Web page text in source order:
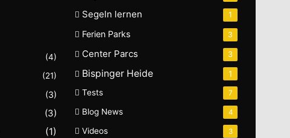
(4)
(21)
(3)
(3)
(1)
Segeln lernen 1
Ferien Parks 3
Center Parcs 3
Bispinger Heide
1
Tests
7
Blog News 4
Videos 3